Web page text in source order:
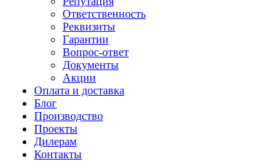
Ответственность
Реквизиты
Гарантии
Вопрос-ответ
Документы
Акции
Оплата и доставка
Блог
Производство
Проекты
Дилерам
Контакты